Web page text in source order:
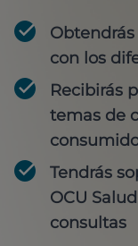
con los
Recibirás
temas de
Tendrás
OCU
consultas